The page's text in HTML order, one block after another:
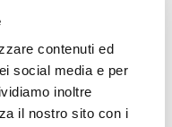
contenuti ed
social media e per
inoltre
il nostro sito con i